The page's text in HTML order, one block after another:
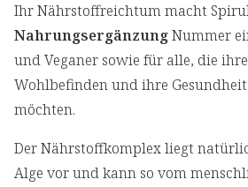
Ihr Nährstoffreichtum macht
NahrungsergänzungNummer
und Veganer sowie für alle, die
Wohlbefinden und ihre
möchten.
Der Nährstoffkomplex liegt
Alge vor und kann so vom